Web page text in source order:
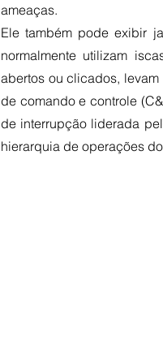
ameaças.
Ele também pode exibir
normalmente utilizam
abertos ou clicados,
de comando e controle
de interrupção liderada
hierarquia de operações